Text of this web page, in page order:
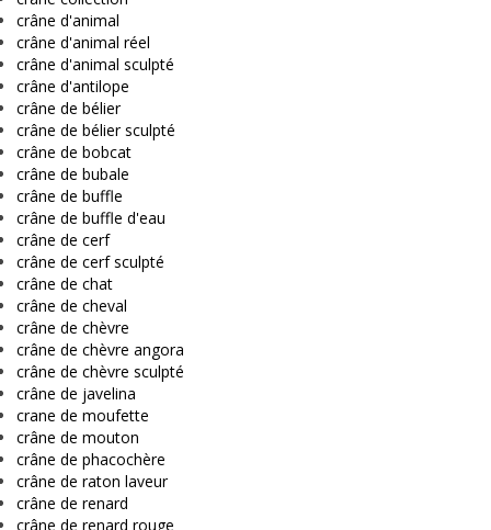
crâne d'animal
crâne d'animal réel
crâne d'animal sculpté
crâne d'antilope
crâne de bélier
crâne de bélier sculpté
crâne de bobcat
crâne de bubale
crâne de buffle
crâne de buffle d'eau
crâne de cerf
crâne de cerf sculpté
crâne de chat
crâne de cheval
crâne de chèvre
crâne de chèvre angora
crâne de chèvre sculpté
crâne de javelina
crane de moufette
crâne de mouton
crâne de phacochère
crâne de raton laveur
crâne de renard
crâne de renard rouge